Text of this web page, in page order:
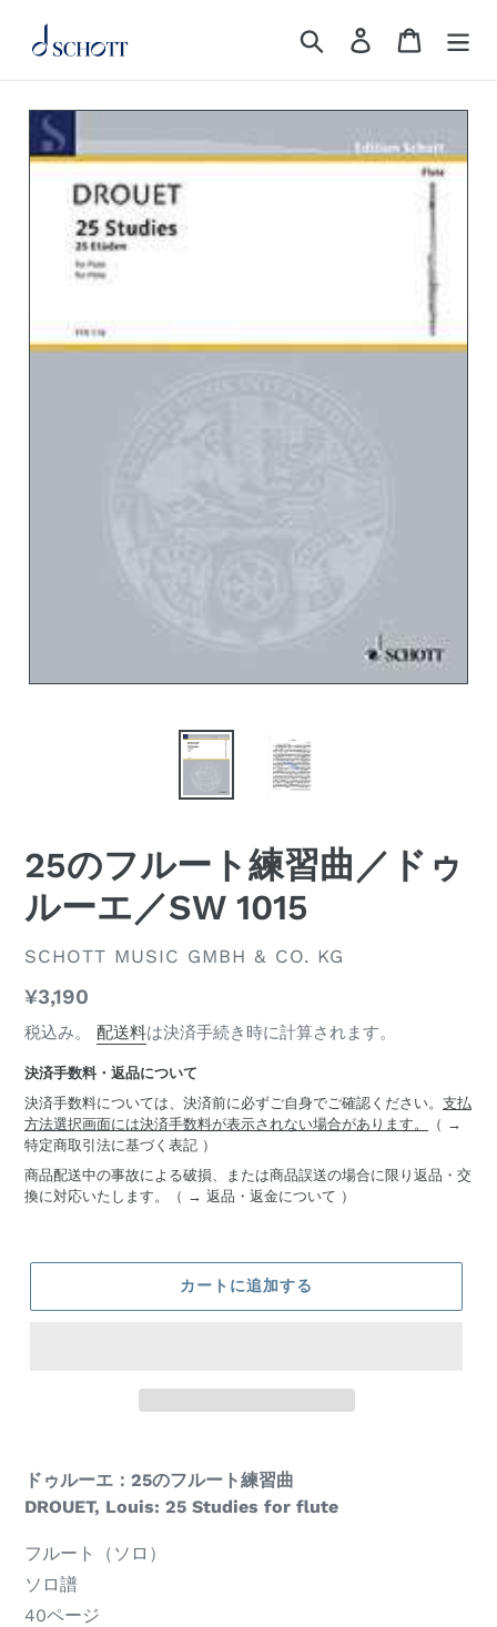
検索 ログインカート
25のフルート練習曲／ドゥ
ルーエ／SW 1015
ベ
ダ
ー
SCHOTT MUSIC GMBH & CO. KG
通
常
価
格
¥3,190
税込み。 配送料は決済手続き時に計算されます。
決済手数料・返品について
決済手数料については、決済前に必ずご自身でご確認ください。 支払
方法選択画面には決済手数料が表示されない場合があります。
（ →
特定商取引法に基づく表記 ）
商品配送中の事故による破損、または商品誤送の場合に限り返品・交
換に対応いたします。（ → 返品・返金について ）
カートに追加する
商
品
ドゥルーエ：25のフルート練習曲
Name
item
DROUET, Louis: 25 Studies for flute
楽
器
編
フルート（ソロ）
商
品
ソロ譜
ペ
40ページ